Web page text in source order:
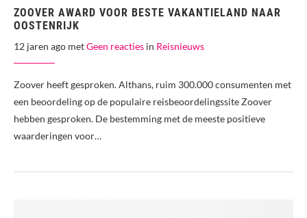
ZOOVER AWARD VOOR BESTE VAKANTIELAND NAAR
OOSTENRIJK
12 jaren ago metGeen reacties in Reisnieuws
Zoover heeft gesproken. Althans, ruim 300.000 consumenten met
een beoordeling op de populaire reisbeoordelingssite Zoover
hebben gesproken. De bestemming met de meeste positieve
waarderingen voor…